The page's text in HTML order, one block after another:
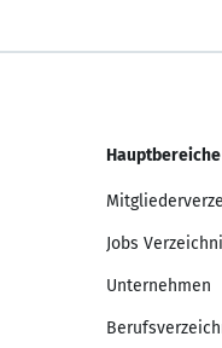
Hauptbereiche
Jobs
Unternehmen